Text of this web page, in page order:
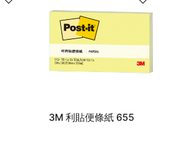
3M 利貼便條紙 655